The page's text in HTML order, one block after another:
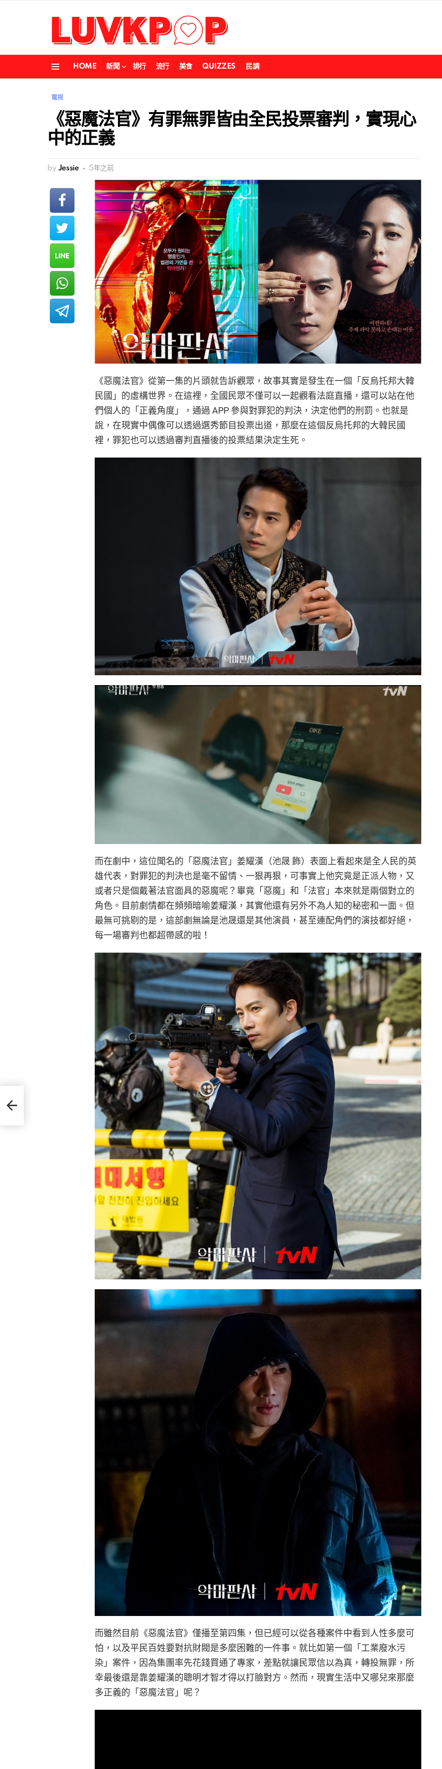
HOME 新聞 排行 流行 美食 QUIZZES 民調
電視
《惡魔法官》有罪無罪皆由全民投票審判，實現心
中的正義
by Jessie 5年之前
《惡魔法官》從第一集的片頭就告訴觀眾，故事其實是發生在一個「反烏托邦大韓
民國」的虛構世界。在這裡，全國民眾不僅可以一起觀看法庭直播，還可以站在他
們個人的「正義角度」，通過 APP 參與對罪犯的判決，決定他們的刑罰。也就是
說，在現實中偶像可以透過選秀節目投票出道，那麼在這個反烏托邦的大韓民國
裡，罪犯也可以透過審判直播後的投票結果決定生死。
而在劇中，這位聞名的「惡魔法官」姜耀漢（池晟 飾）表面上看起來是全人民的英
雄代表，對罪犯的判決也是毫不留情、一狠再狠，可事實上他究竟是正派人物，又
或者只是個戴著法官面具的惡魔呢？畢竟「惡魔」和「法官」本來就是兩個對立的
角色。目前劇情都在頻頻暗喻姜耀漢，其實他還有另外不為人知的秘密和一面。但
最無可挑剔的是，這部劇無論是池晟還是其他演員，甚至連配角們的演技都好絕，
每一場審判也都超帶感的啦！
而雖然目前《惡魔法官》僅播至第四集，但已經可以從各種案件中看到人性多麼可
怕，以及平民百姓要對抗財閥是多麼困難的一件事。就比如第一個「工業廢水污
染」案件，因為集團率先花錢買通了專家，差點就讓民眾信以為真，轉投無罪，所
幸最後還是靠姜耀漢的聰明才智才得以打臉對方。然而，現實生活中又哪兒來那麼
多正義的「惡魔法官」呢？